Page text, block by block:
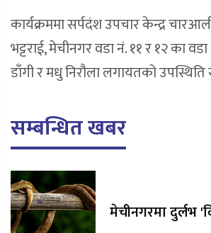
कार्यक्रममा सर्पदंश उपचार केन्द्र
भट्टराई, मेचीनगर वडा नं. ११ र १२ का
डाँगी र मधु निरौला लगायतको उपस्थिति
सम्बन्धित खबर
मेचीनगरमा दुर्लभ